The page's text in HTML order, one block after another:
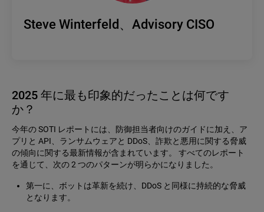
Steve Winterfeld、Advisory CISO
2025 年に最も印象的だったことは何です
か？
今年の SOTI レポートには、防御担当者向けのガイドに加え、ア
プリと API、ランサムウェアと DDoS、詐欺と悪用に関する脅威
の傾向に関する最新情報が含まれています。 すべてのレポート
を通じて、次の 2 つのパターンが明らかになりました。
第一に、ボットは革新を続け、DDoS と同様に持続的な脅威
となります。